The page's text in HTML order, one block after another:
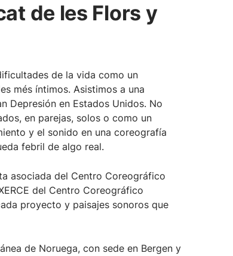
de les Flors y
de la vida como un
més íntimos. Asistimos a una
Depresión en Estados Unidos. No
en parejas, solos o como un
y el sonido en una coreografía
febril de algo real.
asociada del Centro Coreográfico
del Centro Coreográfico
proyecto y paisajes sonoros que
de Noruega, con sede en Bergen y